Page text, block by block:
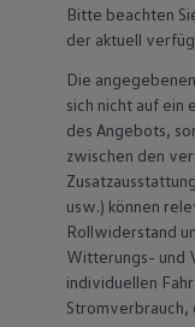
Bitte beachten
der aktuell
Die
sich nicht auf ein
des Angebots,
zwischen den
usw.) können
Rollwiderstand
Witterungs- und
individuellen
Stromverbrauch,